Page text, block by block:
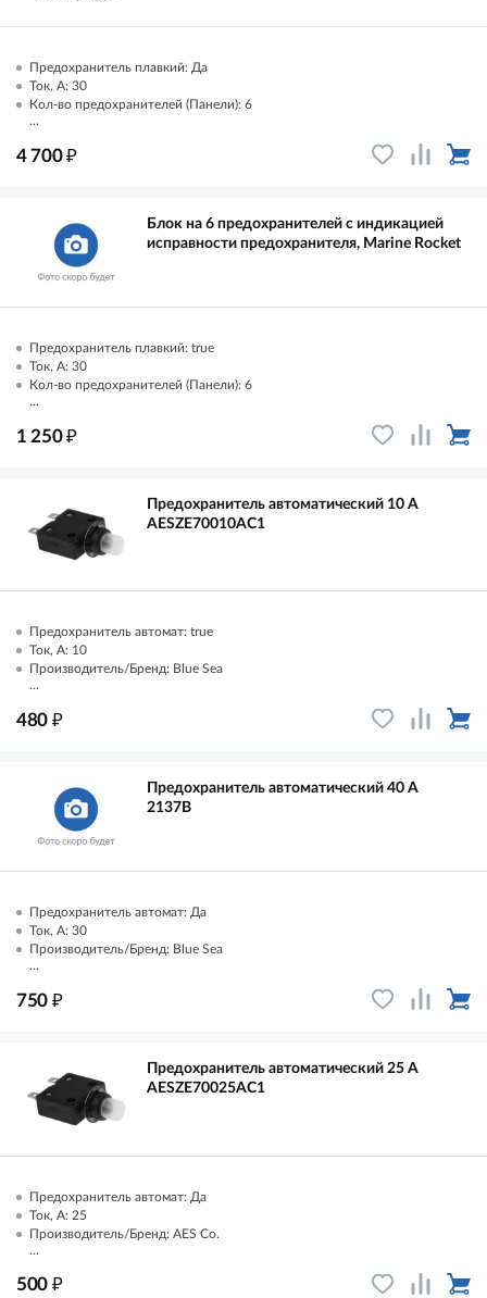
Предохранитель плавкий: Да
Ток, А: 30
Кол-во предохранителей (Панели): 6
...
4 700₽
Блок на 6 предохранителей с индикацией
исправности предохранителя, Marine Rocket
Предохранитель плавкий: true
Ток, А: 30
Кол-во предохранителей (Панели): 6
...
1 250₽
Предохранитель автоматический 10 А
AESZE70010AC1
Предохранитель автомат: true
Ток, А: 10
Производитель/Бренд: Blue Sea
...
480 ₽
Предохранитель автоматический 40 А
2137B
Предохранитель автомат: Да
Ток, А: 30
Производитель/Бренд: Blue Sea
...
750 ₽
Предохранитель автоматический 25 А
AESZE70025AC1
Предохранитель автомат: Да
Ток, А: 25
Производитель/Бренд: AES Co.
...
500 ₽